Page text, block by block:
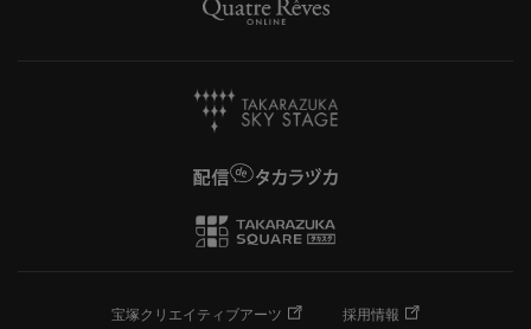
宝塚クリエイティブアーツ
採用情報